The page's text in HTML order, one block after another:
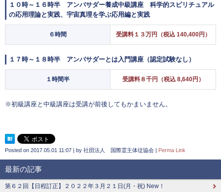
１０時～１６時半 アンバサダー養成中級講座 科学的スピリチュアル
の応用理論と実践、宇宙真理を学ぶ応用編と実践
６時間 受講料１３万円（税込 140,400円）
１７時～１８時半 アンバサダーとは入門講座（認定試験なし）
１時間半 受講料８千円（税込 8,640円）
※初級講座と中級講座は受講が前後してもかまいません。
Posted on 2017.05.01 11:07 by 社団法人 国際霊主体従協会 Perma Link
最新の記事
第６２回【日程訂正】２０２２年３月２１日(月・祝) New！